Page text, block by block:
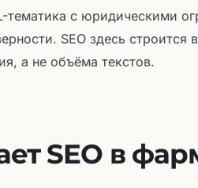
тематика с юридическими
SEO здесь строится
а не объёма текстов.
SEO в